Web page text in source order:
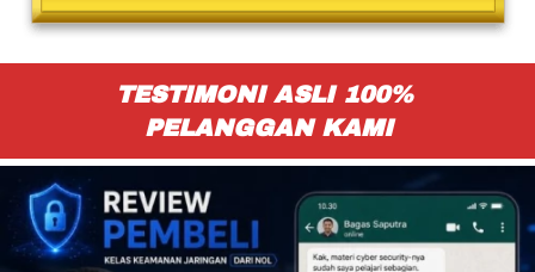
TESTIMONI ASLI 100%
PELANGGAN KAMI